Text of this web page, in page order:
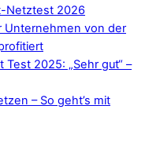
Netztest 2026
Unternehmen von der
2025: „Sehr gut“ –
– So geht’s mit